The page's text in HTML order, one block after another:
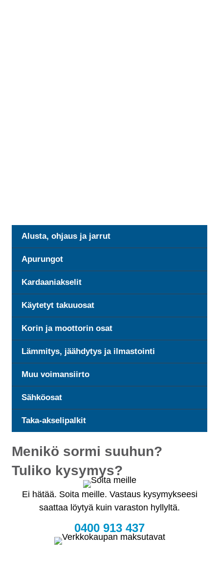
Alusta, ohjaus ja jarrut
Apurungot
Kardaaniakselit
Käytetyt takuuosat
Korin ja moottorin osat
Lämmitys, jäähdytys ja ilmastointi
Muu voimansiirto
Sähköosat
Taka-akselipalkit
Menikö sormi suuhun?
Tuliko kysymys?
Ei hätää. Soita meille. Vastaus kysymykseesi
saattaa löytyä kuin varaston hyllyltä.
0400 913 437